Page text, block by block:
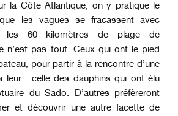
la Côte Atlantique, on y pratique le
les vagues se fracassent avec
les 60 kilomètres de plage de
n’est pas tout. Ceux qui ont le pied
pour partir à la rencontre d’une
leur : celle des dauphins qui ont élu
du Sado. D’autres préfèreront
et découvrir une autre facette de